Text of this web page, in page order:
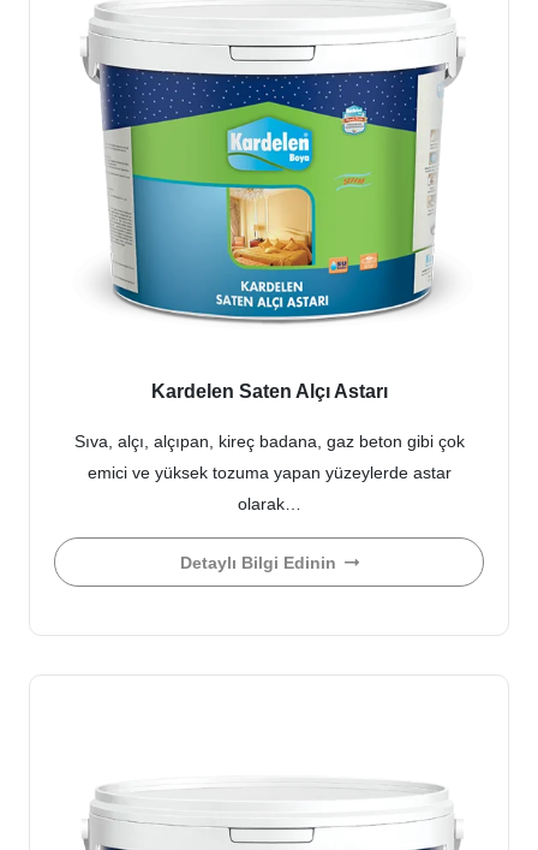
Kardelen Saten Alçı Astarı
Sıva, alçı, alçıpan, kireç badana, gaz beton gibi çok
emici ve yüksek tozuma yapan yüzeylerde astar
olarak…
Detaylı Bilgi Edinin